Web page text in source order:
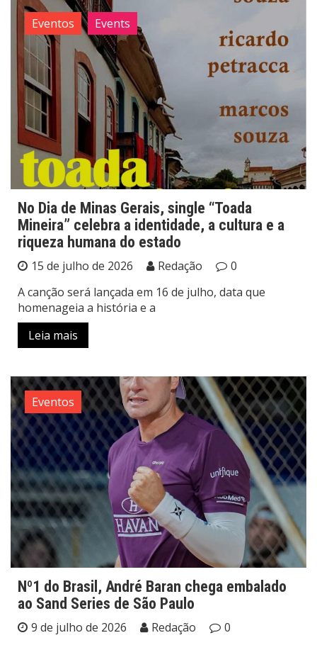
Eventos Events
No Dia de Minas Gerais, single “Toada
Mineira” celebra a identidade, a cultura e a
riqueza humana do estado
15 de julho de 2026 Redação
0
A canção será lançada em 16 de julho, data que
homenageia a história e a
Leia mais
Eventos
Nº1 do Brasil, André Baran chega embalado
ao Sand Series de São Paulo
9 de julho de 2026 Redação
0